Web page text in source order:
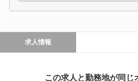
求人情報
この求人と勤務地が同じ